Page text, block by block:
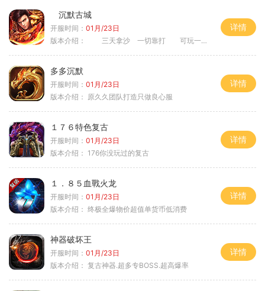
沉默古城
开服时间： 01月/23日
版本介绍：
三天拿沙 一切靠打 可玩一年
详情
多多沉默
开服时间： 01月/23日
版本介绍： 原久久团队打造只做良心服
详情
１７６特色复古
开服时间： 01月/23日
版本介绍： 176你没玩过的复古
详情
１．８５血戰火龙
开服时间： 01月/23日
版本介绍： 终极全爆物价超值单货币低消费
详情
神器破坏王
开服时间： 01月/23日
版本介绍： 复古神器.超多专BOSS.超高爆率
详情